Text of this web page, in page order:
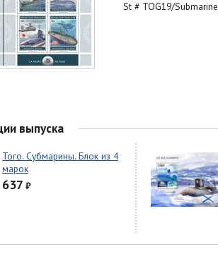
St # TOG19/
выпуска
Того. Субмарины. Блок из 4
марок
637 ₽